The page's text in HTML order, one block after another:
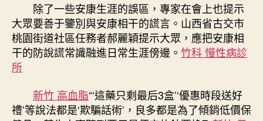
除了一些安康生涯的誤區，專家在會上也提示
大眾要善于鑒別與安康相干的謊言。山西省古交市
桃園街道社區任務者郝麗穎提示大眾，應把安康相
干的防說謊常識融進日常生涯傍邊。 竹科 慢性病診
所
新竹 高血脂“‘這藥只剩最后3盒’‘優惠時段送好
禮’等說法都是‘欺騙話術’，良多都是為了傾銷低價保